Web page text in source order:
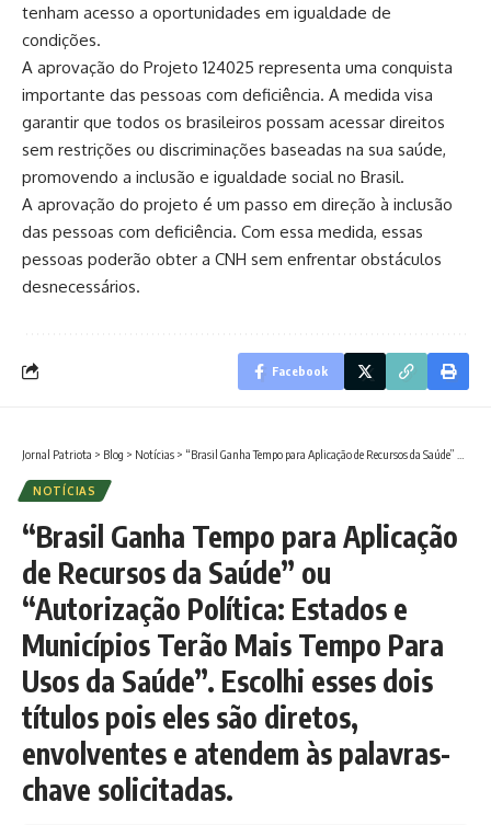
tenham acesso a oportunidades em igualdade de
condições.
A aprovação do Projeto 124025 representa uma conquista
importante das pessoas com deficiência. A medida visa
garantir que todos os brasileiros possam acessar direitos
sem restrições ou discriminações baseadas na sua saúde,
promovendo a inclusão e igualdade social no Brasil.
A aprovação do projeto é um passo em direção à inclusão
das pessoas com deficiência. Com essa medida, essas
pessoas poderão obter a CNH sem enfrentar obstáculos
desnecessários.
Facebook
Jornal Patriota > Blog > Notícias > “Brasil Ganha Tempo para Aplicação de Recursos da Saúde” ou “Autorização Política: Estados e Municípios Terão Mais Tempo Para Usos da Saúde”. Escolhi esses dois títulos pois eles são diretos, envolventes e atendem às palavras-chave solicitadas.
NOTÍCIAS
“Brasil Ganha Tempo para Aplicação
de Recursos da Saúde” ou
“Autorização Política: Estados e
Municípios Terão Mais Tempo Para
Usos da Saúde”. Escolhi esses dois
títulos pois eles são diretos,
envolventes e atendem às palavras-
chave solicitadas.